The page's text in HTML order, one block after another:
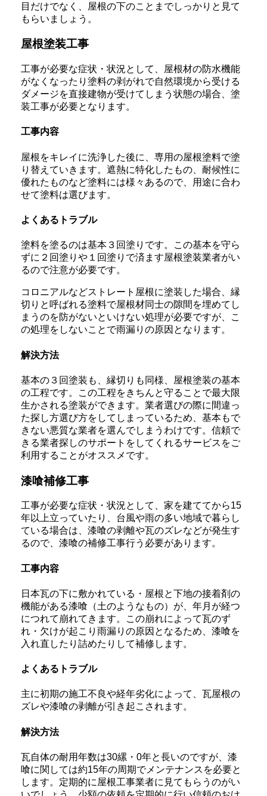
目だけでなく、屋根の下のことまでしっかりと見て
もらいましょう。
屋根塗装工事
工事が必要な症状・状況として、屋根材の防水機能
がなくなったり塗料の剥がれで自然環境から受ける
ダメージを直接建物が受けてしまう状態の場合、塗
装工事が必要となります。
工事内容
屋根をキレイに洗浄した後に、専用の屋根塗料で塗
り替えていきます。遮熱に特化したもの、耐候性に
優れたものなど塗料には様々あるので、用途に合わ
せて塗料は選びます。
よくあるトラブル
塗料を塗るのは基本３回塗りです。この基本を守ら
ずに２回塗りや１回塗りで済ます屋根塗装業者がい
るので注意が必要です。
コロニアルなどストレート屋根に塗装した場合、縁
切りと呼ばれる塗料で屋根材同士の隙間を埋めてし
まうのを防がないといけない処理が必要ですが、こ
の処理をしないことで雨漏りの原因となります。
解決方法
基本の３回塗装も、縁切りも同様、屋根塗装の基本
の工程です。この工程をきちんと守ることで最大限
生かされる塗装ができます。業者選びの際に間違っ
た探し方選び方をしてしまっているため、基本もで
きない悪質な業者を選んでしまうわけです。信頼で
きる業者探しのサポートをしてくれるサービスをご
利用することがオススメです。
漆喰補修工事
工事が必要な症状・状況として、家を建ててから15
年以上立っていたり、台風や雨の多い地域で暮らし
ている場合は、漆喰の剥離や瓦のズレなどが発生す
るので、漆喰の補修工事行う必要があります。
工事内容
日本瓦の下に敷かれている・屋根と下地の接着剤の
機能がある漆喰（土のようなもの）が、年月が経つ
につれて崩れてきます。この崩れによって瓦のず
れ・欠けが起こり雨漏りの原因となるため、漆喰を
入れ直したり詰めたりして補修します。
よくあるトラブル
主に初期の施工不良や経年劣化によって、瓦屋根の
ズレや漆喰の剥離が引き起こされます。
解決方法
瓦自体の耐用年数は30縲・0年と長いのですが、漆
喰に関しては約15年の周期でメンテナンスを必要と
します。定期的に屋根工事業者に見てもらうのがい